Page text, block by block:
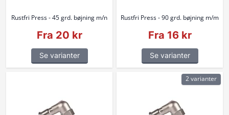
Rustfri Press - 45 grd. bøjning m/n
Fra 20 kr
Se varianter
Rustfri Press - 90 grd. bøjning m/m
Fra 16 kr
Se varianter
2 varianter